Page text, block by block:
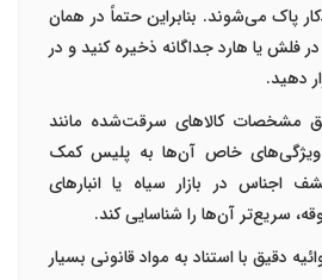
پاک می‌شوند. بنابراین حتماً در همان
فلش یا هارد جداگانه ذخیره کنید و در
دهید.
مشخصات کالاهای سرقت‌شده مانند
ویژگی‌های خاص آن‌ها به پلیس کمک
اجناس در بازار سیاه یا انبارهای
سریع‌تر آن‌ها را شناسایی کند.
دقیق با استناد به مواد قانونی بسیار